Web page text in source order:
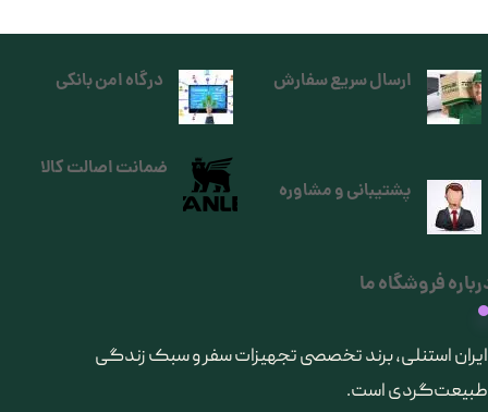
ارسال سریع سفارش
فروشگاه ما
​ایران استنلی، برند تخصصی تجهیزات سفر و سبک زندگی
طبیعت‌گردی است.
درگاه امن بانکی
پشتیبانی و مشاوره
ضمانت اصالت کالا